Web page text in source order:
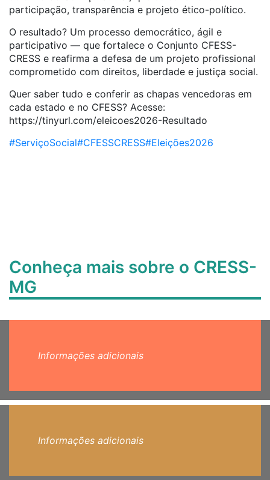
participação, transparência e projeto ético-político.
O resultado? Um processo democrático, ágil e
participativo — que fortalece o Conjunto CFESS-
CRESS e reafirma a defesa de um projeto profissional
comprometido com direitos, liberdade e justiça social.
Quer saber tudo e conferir as chapas vencedoras em
cada estado e no CFESS? Acesse:
https://tinyurl.com/eleicoes2026-Resultado
#ServiçoSocial#CFESSCRESS#Eleições2026
Conheça mais sobre o CRESS-
MG
Informações adicionais
Informações adicionais